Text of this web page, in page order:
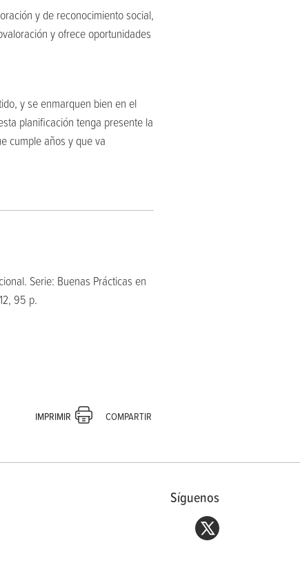
y de reconocimiento social,
y ofrece oportunidades
y se enmarquen bien en el
planificación tenga presente la
cumple años y que va
Serie: Buenas Prácticas en
95 p.
IMPRIMIR COMPARTIR
Síguenos